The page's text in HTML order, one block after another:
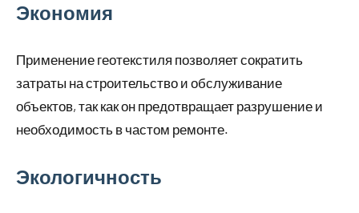
Экономия
Применение геотекстиля позволяет сократить
затраты на строительство и обслуживание
объектов, так как он предотвращает разрушение и
необходимость в частом ремонте.
Экологичность